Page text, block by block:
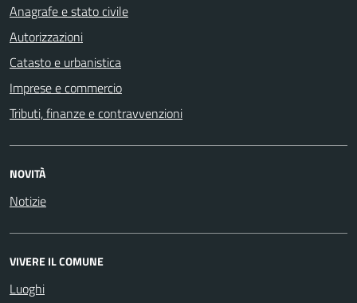
Anagrafe e stato civile
Autorizzazioni
Catasto e urbanistica
Imprese e commercio
Tributi, finanze e contravvenzioni
NOVITÀ
Notizie
VIVERE IL COMUNE
Luoghi